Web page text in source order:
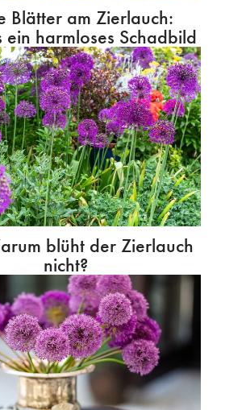
Blätter am Zierlauch:
ein harmloses Schadbild
blüht der Zierlauch
nicht?